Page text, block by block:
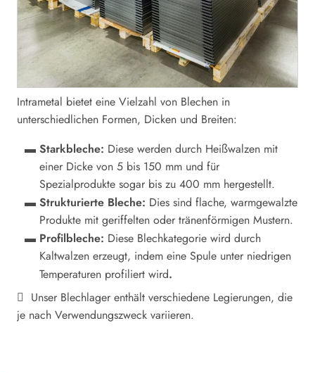
Intrametal bietet eine Vielzahl von Blechen in
unterschiedlichen Formen, Dicken und Breiten:
Starkbleche: Diese werden durch Heißwalzen mit
einer Dicke von 5 bis 150 mm und für
Spezialprodukte sogar bis zu 400 mm hergestellt.
Strukturierte Bleche: Dies sind flache, warmgewalzte
Produkte mit geriffelten oder tränenförmigen Mustern.
Profilbleche: Diese Blechkategorie wird durch
Kaltwalzen erzeugt, indem eine Spule unter niedrigen
Temperaturen profiliert wird.
Unser Blechlager enthält verschiedene Legierungen, die
je nach Verwendungszweck variieren.